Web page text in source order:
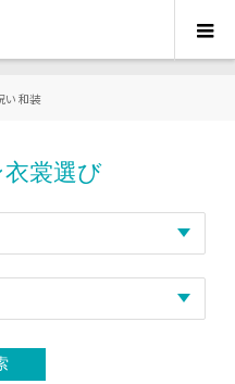
い 和装
裳選び